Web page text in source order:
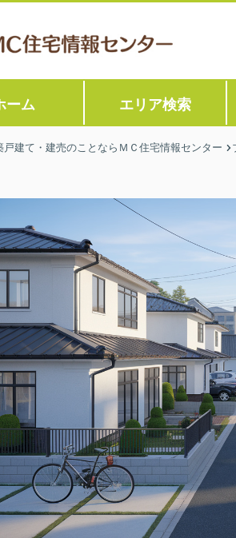
ーム エリア検索
戸建て・建売のことならＭＣ住宅情報センター